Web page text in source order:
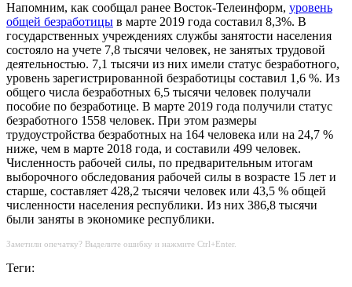
Напомним, как сообщал ранее Восток-Телеинформ, уровень
общей безработицы в марте 2019 года составил 8,3%. В
государственных учреждениях службы занятости населения
состояло на учете 7,8 тысячи человек, не занятых трудовой
деятельностью. 7,1 тысячи из них имели статус безработного,
уровень зарегистрированной безработицы составил 1,6 %. Из
общего числа безработных 6,5 тысячи человек получали
пособие по безработице. В марте 2019 года получили статус
безработного 1558 человек. При этом размеры
трудоустройства безработных на 164 человека или на 24,7 %
ниже, чем в марте 2018 года, и составили 499 человек.
Численность рабочей силы, по предварительным итогам
выборочного обследования рабочей силы в возрасте 15 лет и
старше, составляет 428,2 тысячи человек или 43,5 % общей
численности населения республики. Из них 386,8 тысячи
были заняты в экономике республики.
Заметили опечатку? Выделите ошибку и нажмите Ctrl+Enter.
Теги: